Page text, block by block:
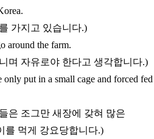
가지고 있습니다.)
around the farm.
며 자유로야 한다고 생각합니다.)
put in a small cage and forced fed
은 조그만 새장에 갖혀 많은
를 먹게 강요당합니다.)